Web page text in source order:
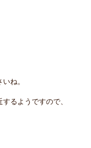
ね。
るようですので、